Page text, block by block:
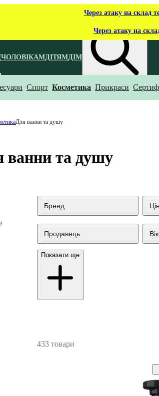
Через атаку на склад
Через атаку на
ЧОЛОВІКАМДІТЯМДІМ
Що ти шукаєш?
Спорт Косметика Прикраси
Для ванни та душу
ванни та душу
Бренд
Продавець Вік
Показати ще
433 товари